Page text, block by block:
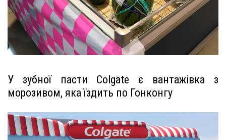
У зубної пасти Colgate є вантажівка з
морозивом, яка їздить по Гонконгу